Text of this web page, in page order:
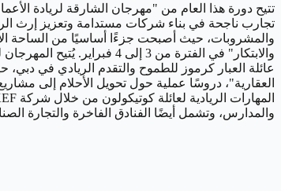
تتيح دورة هذا العام من "مهرجان الشارقة لريادة
تجارب ناجحة في بناء شركات مستدامة وتعزيز إرث
والمشروبات، حيث أصبحت جزءًا أساسيًا من الساحة
والابتكار" في الفترة من
عائلة العبار كرموز للطموح والتقدم الريادي في
العقارية"، دروسًا عملية حول تحويل الأحلام إلى
والمدارس، وتشمل أيضًا الفنادق الفاخرة والتجارة